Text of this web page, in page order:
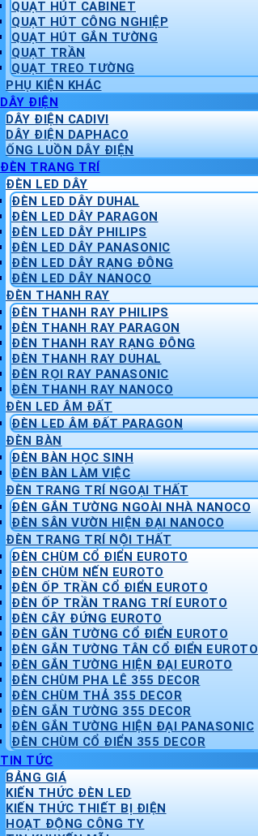
QUẠT HÚT CABINET
QUẠT HÚT CÔNG NGHIỆP
QUẠT HÚT GẮN TƯỜNG
QUẠT TRẦN
QUẠT TREO TƯỜNG
PHỤ KIỆN KHÁC
DÂY ĐIỆN
DÂY ĐIỆN CADIVI
DÂY ĐIỆN DAPHACO
ỐNG LUỒN DÂY ĐIỆN
ĐÈN TRANG TRÍ
ĐÈN LED DÂY
ĐÈN LED DÂY DUHAL
ĐÈN LED DÂY PARAGON
ĐÈN LED DÂY PHILIPS
ĐÈN LED DÂY PANASONIC
ĐÈN LED DÂY RẠNG ĐÔNG
ĐÈN LED DÂY NANOCO
ĐÈN THANH RAY
ĐÈN THANH RAY PHILIPS
ĐÈN THANH RAY PARAGON
ĐÈN THANH RAY RẠNG ĐÔNG
ĐÈN THANH RAY DUHAL
ĐÈN RỌI RAY PANASONIC
ĐÈN THANH RAY NANOCO
ĐÈN LED ÂM ĐẤT
ĐÈN LED ÂM ĐẤT PARAGON
ĐÈN BÀN
ĐÈN BÀN HỌC SINH
ĐÈN BÀN LÀM VIỆC
ĐÈN TRANG TRÍ NGOẠI THẤT
ĐÈN GẮN TƯỜNG NGOÀI NHÀ NANOCO
ĐÈN SÂN VƯỜN HIỆN ĐẠI NANOCO
ĐÈN TRANG TRÍ NỘI THẤT
ĐÈN CHÙM CỔ ĐIỂN EUROTO
ĐÈN CHÙM NẾN EUROTO
ĐÈN ỐP TRẦN CỔ ĐIỂN EUROTO
ĐÈN ỐP TRẦN TRANG TRÍ EUROTO
ĐÈN CÂY ĐỨNG EUROTO
ĐÈN GẮN TƯỜNG CỔ ĐIỂN EUROTO
ĐÈN GẮN TƯỜNG TÂN CỔ ĐIỂN EUROTO
ĐÈN GẮN TƯỜNG HIỆN ĐẠI EUROTO
ĐÈN CHÙM PHA LÊ 355 DECOR
ĐÈN CHÙM THẢ 355 DECOR
ĐÈN GẮN TƯỜNG 355 DECOR
ĐÈN GẮN TƯỜNG HIỆN ĐẠI PANASONIC
ĐÈN CHÙM CỔ ĐIỂN 355 DECOR
TIN TỨC
BẢNG GIÁ
KIẾN THỨC ĐÈN LED
KIẾN THỨC THIẾT BỊ ĐIỆN
HOẠT ĐỘNG CÔNG TY